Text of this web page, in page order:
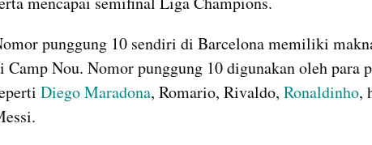
punggung 10 sendiri di Barcelona memiliki
Camp Nou. Nomor punggung 10 digunakan oleh para
Diego Maradona, Romario, Rivaldo, Ronaldinho,